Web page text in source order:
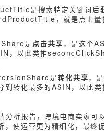
是搜索特定关键词后
，就是点击量
是点击共享 ，是这个
，以此类推
是转化共享 ，
到转化最多的ASIN，以
分析报告，跨境电商卖家
，使运营更为精细化 ， 最终